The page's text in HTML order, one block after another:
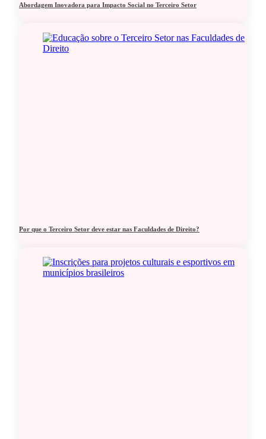
Abordagem Inovadora para Impacto Social no Terceiro Setor
Por que o Terceiro Setor deve estar nas Faculdades de Direito?